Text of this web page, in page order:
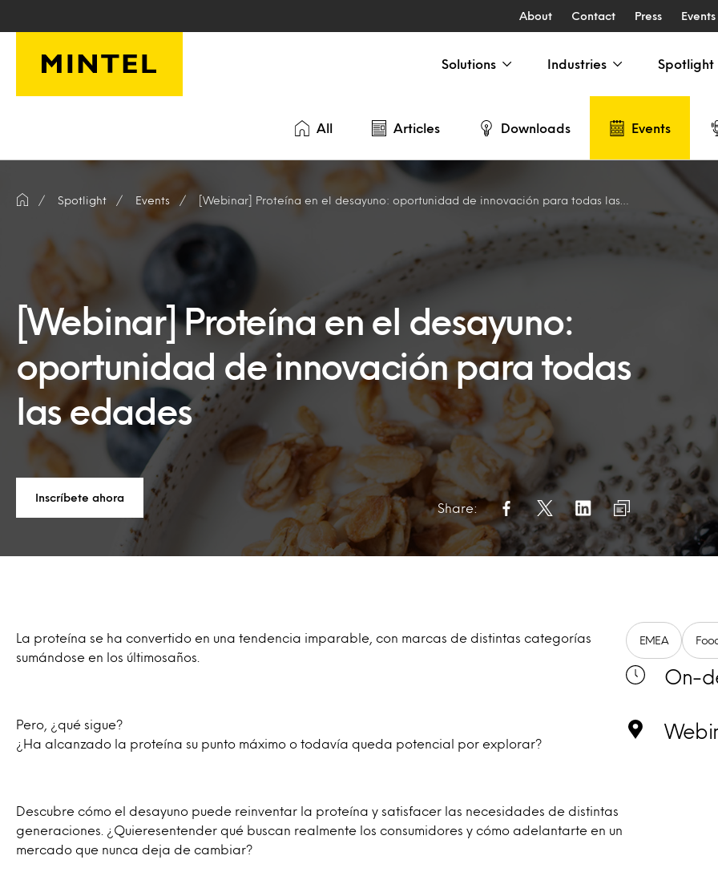
About Contact Press Events
Solutions Industries Spotlight
All Articles Downloads Events
Spotlight Events [Webinar] Proteína en el desayuno: oportunidad de innovación para todas las edades
[Webinar] Proteína en el desayuno:
oportunidad de innovación para todas
las edades
Inscríbete ahora
Share:
La proteína se ha convertido en una tendencia imparable, con marcas de distintas categorías
sumándose en los últimosaños.
Pero, ¿qué sigue?
¿Ha alcanzado la proteína su punto máximo o todavía queda potencial por explorar?​
Descubre cómo el desayuno puede reinventar la proteína y satisfacer las necesidades de distintas
generaciones. ¿Quieresentender qué buscan realmente los consumidores y cómo adelantarte en un
mercado que nunca deja de cambiar?​
EMEA
On-